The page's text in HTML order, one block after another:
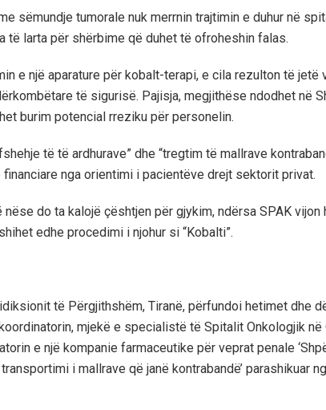
sëmundje tumorale nuk merrnin trajtimin e duhur në
të larta për shërbime që duhet të ofroheshin falas.
e një aparature për kobalt-terapi, e cila rezulton të jetë
të sigurisë. Pajisja, megjithëse ndodhet në
burim potencial rreziku për personelin.
të të ardhurave” dhe “tregtim të mallrave
nga orientimi i pacientëve drejt sektorit privat.
do ta kalojë çështjen për gjykim, ndërsa SPAK vijon
edhe procedimi i njohur si “Kobalti”.
të Përgjithshëm, Tiranë, përfundoi hetimet dhe
mjekë e specialistë të Spitalit Onkologjik në
e një kompanie farmaceutike për veprat penale
i mallrave që janë kontrabandë’ parashikuar